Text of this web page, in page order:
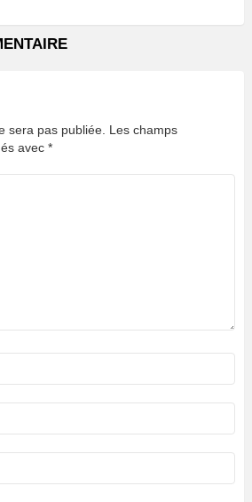
sera pas publiée. Les champs
avec *